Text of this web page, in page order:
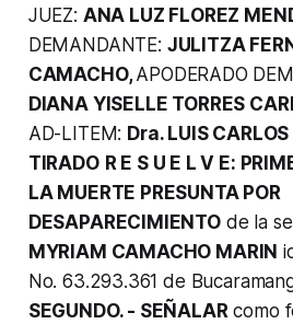
JUEZ: ANA LUZ FLOREZ
DEMANDANTE: JULITZA
CAMACHO,APODERADO
DIANA YISELLE TORRES
AD-LITEM: Dra. LUIS
TIRADO R E S U E L V E:
LA MUERTE PRESUNTA POR
DESAPARECIMIENTOde la
MYRIAM CAMACHO MARIN
No. 63.293.361 de
SEGUNDO. - SEÑALAR como